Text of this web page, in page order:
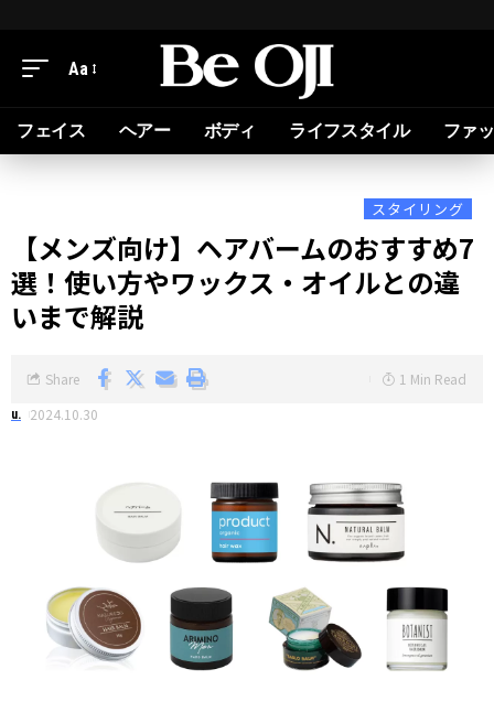
Aa
フェイス ヘアー ボディ ライフスタイル ファ
スタイリング
【メンズ向け】ヘアバームのおすすめ7
選！使い方やワックス・オイルとの違
いまで解説
u. 2024.10.30
Share 1 Min Read